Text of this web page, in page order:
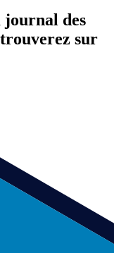
journal des
sur